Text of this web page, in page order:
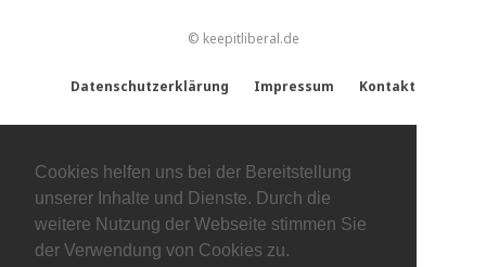
Cookies helfen uns bei der Bereitstellung
unserer Inhalte und Dienste. Durch die
weitere Nutzung der Webseite stimmen Sie
der Verwendung von Cookies zu.
© keepitliberal.de
Datenschutzerklärung Impressum Kontakt